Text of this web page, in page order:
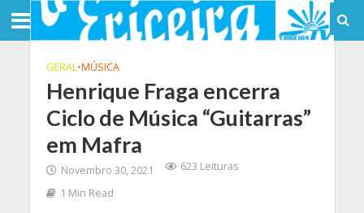
GERAL•MÚSICA
Henrique Fraga encerra
Ciclo de Música “Guitarras”
em Mafra
Novembro 30, 2021
623 Leituras
1 Min Read